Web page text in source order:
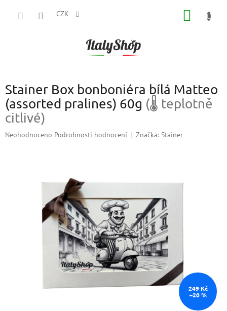
CZK
Stainer Box bonboniéra bílá Matteo
(assorted pralines) 60g (🌡 teplotně
citlivé)
Průměrné
Neohodnoceno Podrobnosti hodnocení Značka: Stainer
249 Kč
–20 %